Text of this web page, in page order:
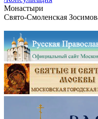
Монастыри
Свято-Смоленская